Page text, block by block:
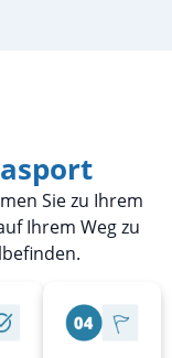
Sie zu Ihrem
Ihrem Weg zu